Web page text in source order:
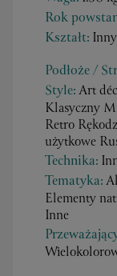
Rok
Kształt: Inny
Podłoże /
Style:Art
Klasyczny
Retro
użytkowe
Technika:
Tematyka:
Elementy
Inne